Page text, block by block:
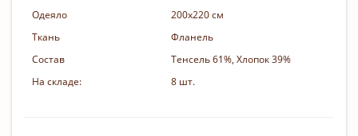
Одеяло
200х220 см
Ткань
Фланель
Состав
Тенсель 61%, Хлопок 39%
На складе:
8 шт.